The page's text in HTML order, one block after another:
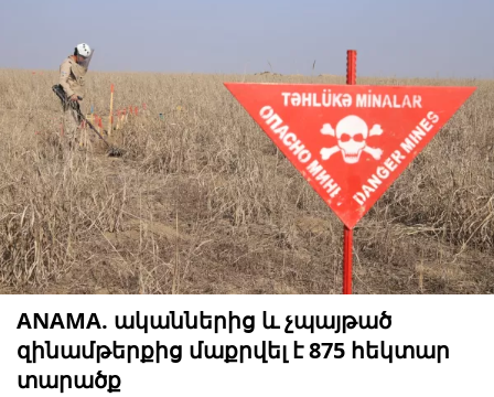
ANAMA. ականներից և չպայթած
զինամթերքից մաքրվել է 875 հեկտար
տարածք